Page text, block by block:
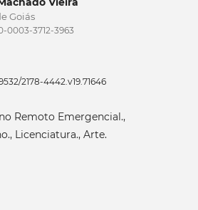
Goiás
0003-3712-3963
2178-4442.v19.71646
Remoto Emergencial.,
Licenciatura., Arte.